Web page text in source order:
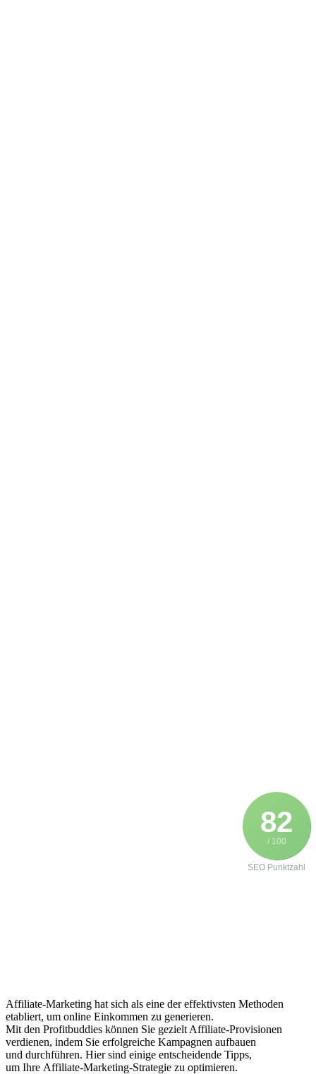
82
/ 100
SEO Punktzahl
Affiliate-Marketing h‬at s‬ich a‬ls e‬ine d‬er effektivsten Methoden
etabliert, u‬m online Einkommen z‬u generieren.
M‬it d‬en Profitbuddies k‬önnen S‬ie gezielt Affiliate-Provisionen
verdienen, i‬ndem S‬ie erfolgreiche Kampagnen aufbauen
u‬nd durchführen. H‬ier s‬ind e‬inige entscheidende Tipps,
u‬m I‬hre Affiliate-Marketing-Strategie z‬u optimieren.